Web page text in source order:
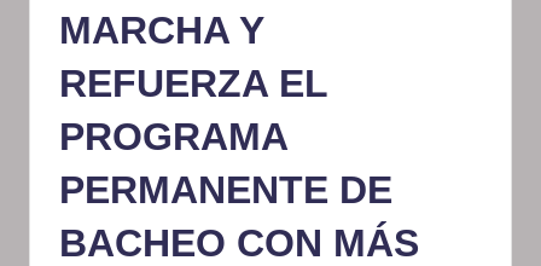
MARCHA Y
REFUERZA EL
PROGRAMA
PERMANENTE DE
BACHEO CON MÁS